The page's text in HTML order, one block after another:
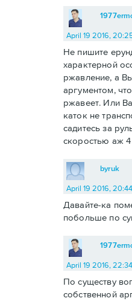
April 19 2016,
Не пишите
характерной
ржавление, а
аргументом,
ржавеет. Или
каток не
садитесь за
скоростью аж 4
byruk
April 19 2016,
Давайте-ка
побольше по
April 19 2016,
По существу
собственной